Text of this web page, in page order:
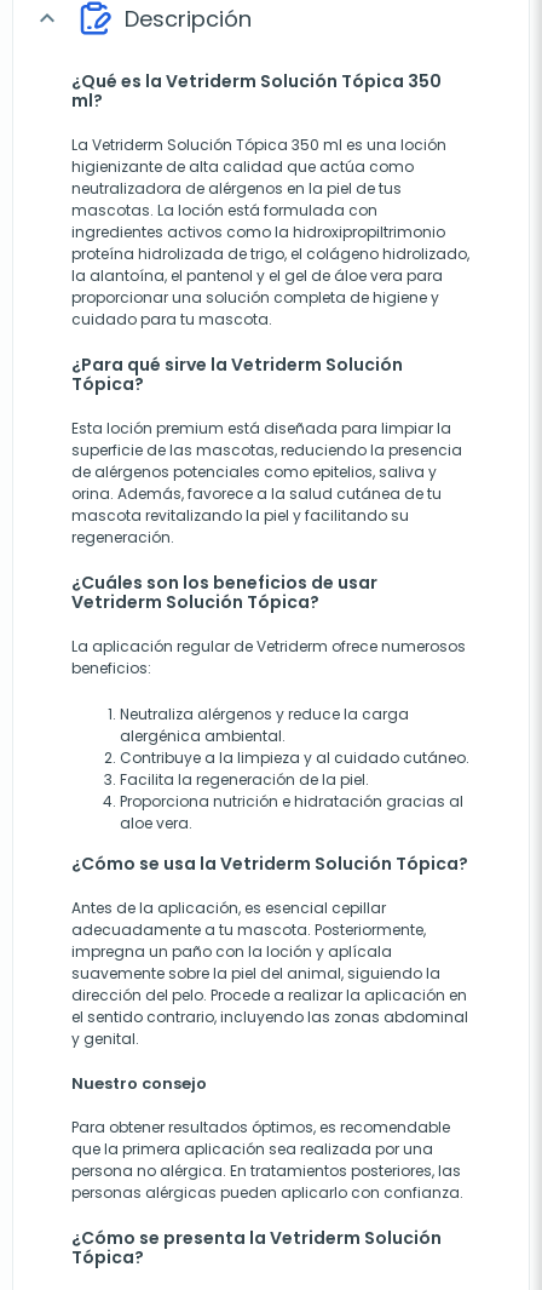
expand_more Descripción
¿Qué es la Vetriderm Solución Tópica 350
ml?
La Vetriderm Solución Tópica 350 ml es una loción
higienizante de alta calidad que actúa como
neutralizadora de alérgenos en la piel de tus
mascotas. La loción está formulada con
ingredientes activos como la hidroxipropiltrimonio
proteína hidrolizada de trigo, el colágeno hidrolizado,
la alantoína, el pantenol y el gel de áloe vera para
proporcionar una solución completa de higiene y
cuidado para tu mascota.
¿Para qué sirve la Vetriderm Solución
Tópica?
Esta loción premium está diseñada para limpiar la
superficie de las mascotas, reduciendo la presencia
de alérgenos potenciales como epitelios, saliva y
orina. Además, favorece a la salud cutánea de tu
mascota revitalizando la piel y facilitando su
regeneración.
¿Cuáles son los beneficios de usar
Vetriderm Solución Tópica?
La aplicación regular de Vetriderm ofrece numerosos
beneficios:
Neutraliza alérgenos y reduce la carga
alergénica ambiental.
Contribuye a la limpieza y al cuidado cutáneo.
Facilita la regeneración de la piel.
Proporciona nutrición e hidratación gracias al
aloe vera.
¿Cómo se usa la Vetriderm Solución Tópica?
Antes de la aplicación, es esencial cepillar
adecuadamente a tu mascota. Posteriormente,
impregna un paño con la loción y aplícala
suavemente sobre la piel del animal, siguiendo la
dirección del pelo. Procede a realizar la aplicación en
el sentido contrario, incluyendo las zonas abdominal
y genital.
Nuestro consejo
Para obtener resultados óptimos, es recomendable
que la primera aplicación sea realizada por una
persona no alérgica. En tratamientos posteriores, las
personas alérgicas pueden aplicarlo con confianza.
¿Cómo se presenta la Vetriderm Solución
Tópica?